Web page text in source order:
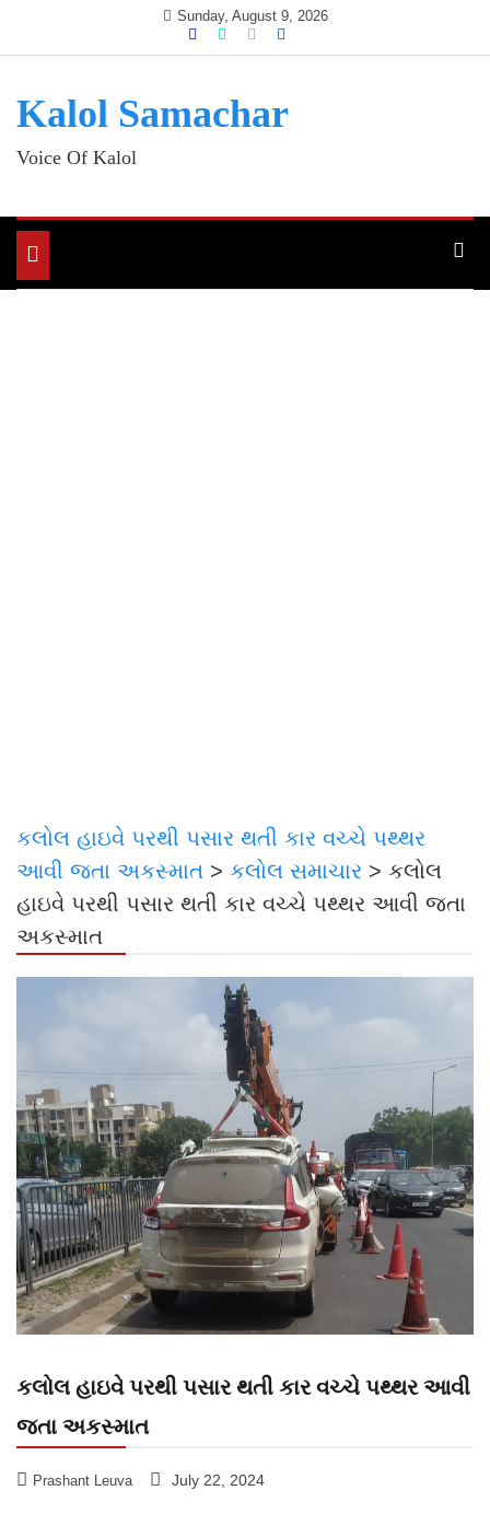
Sunday, August 9, 2026
Kalol Samachar
Voice Of Kalol
Toggle
navigation
કલોલ હાઇવે પરથી પસાર થતી કાર વચ્ચે પથ્થર
આવી જતા અકસ્માત > કલોલ સમાચાર > કલોલ
હાઇવે પરથી પસાર થતી કાર વચ્ચે પથ્થર આવી જતા
અકસ્માત
કલોલ હાઇવે પરથી પસાર થતી કાર વચ્ચે પથ્થર આવી
જતા અકસ્માત
Prashant Leuva July 22, 2024